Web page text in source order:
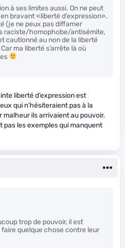
à ses limites aussi. On ne peut
bravant «liberté d’expression».
(je ne peux pas diffamer
raciste/homophobe/antisémite,
cautionné au non de la liberté
Car ma liberté s’arrête là où
liberté d’expression est
qui n’hésiteraient pas à la
ils arrivaient au pouvoir.
pas les exemples qui manquent
trop de pouvoir, il est
quelque chose contre leur